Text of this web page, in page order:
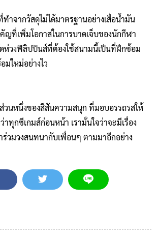
ำจากวัสดุไม่ได้มาตรฐานอย่างเสื่อน้ำมัน
ญที่เพิ่มโอกาสในการบาดเจ็บของนักกีฬา
ห่วงฟิลิปปินส์ที่ต้องใช้สนามนี้เป็นที่ฝึกซ้อม
มใหม่อย่างไว
วนหนึ่งของสีสันความสนุก ที่มอบอรรถรสให้
าทุกซีเกมส์ก่อนหน้า เรามั่นใจว่าจะมีเรื่อง
ร่วมวงสนทนากับเพื่อนๆ ตามมาอีกอย่าง